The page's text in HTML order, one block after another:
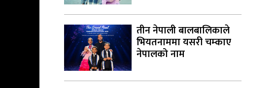
तीन नेपाली बालबालिकाले
भियतनाममा यसरी चम्काए
नेपालको नाम